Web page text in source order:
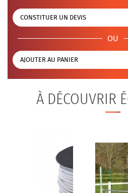
CONSTITUER UN DEVIS
OU
AJOUTER AU PANIER
À DÉCOUVRIR